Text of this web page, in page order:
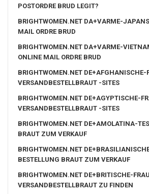
POSTORDRE BRUD LEGIT?
BRIGHTWOMEN.NET DA+VARME-
MAIL ORDRE BRUD
BRIGHTWOMEN.NET DA+VARME-
ONLINE MAIL ORDRE BRUD
BRIGHTWOMEN.NET DE+AFGHANISCHE-
VERSANDBESTELLBRAUT -SITES
BRIGHTWOMEN.NET DE+AGYPTISCHE-
VERSANDBESTELLBRAUT -SITES
BRIGHTWOMEN.NET DE+AMOLATINA-
BRAUT ZUM VERKAUF
BRIGHTWOMEN.NET
BESTELLUNG BRAUT ZUM VERKAUF
BRIGHTWOMEN.NET DE+BRITISCHE-
VERSANDBESTELLBRAUT ZU FINDEN